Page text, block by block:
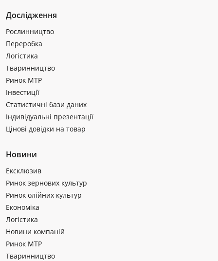
Дослідження
Рослинництво
Переробка
Логістика
Тваринництво
Ринок МТР
Інвестиції
Статистичні бази даних
Індивідуальні презентації
Цінові довідки на товар
Новини
Ексклюзив
Ринок зернових культур
Ринок олійних культур
Економіка
Логістика
Новини компаній
Ринок МТР
Тваринництво